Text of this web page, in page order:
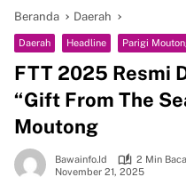
Beranda Daerah
Daerah Headline Parigi
FTT 2025 Resmi
“Gift From The
Moutong
Bawainfo.id
2 Min Baca
November 21, 2025